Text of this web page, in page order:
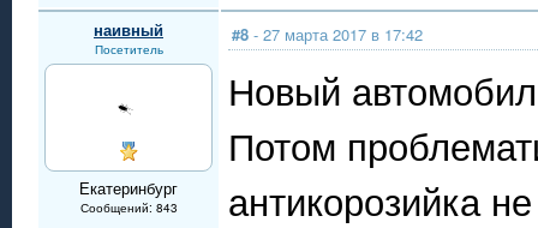
наивный
Посетитель
Екатеринбург
Сообщений: 843
#8 - 27 марта 2017 в 17:42
Новый
Потом
антикорозийка